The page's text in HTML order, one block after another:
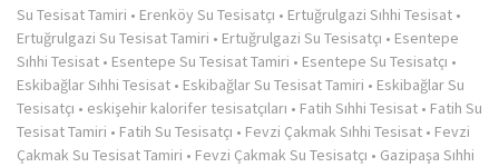
Su Tesisat Tamiri • Erenköy Su Tesisatçı • Ertuğrulgazi Sıhhi Tesisat •
Ertuğrulgazi Su Tesisat Tamiri • Ertuğrulgazi Su Tesisatçı • Esentepe
Sıhhi Tesisat • Esentepe Su Tesisat Tamiri • Esentepe Su Tesisatçı •
Eskibağlar Sıhhi Tesisat • Eskibağlar Su Tesisat Tamiri • Eskibağlar Su
Tesisatçı • eskişehir kalorifer tesisatçıları • Fatih Sıhhi Tesisat • Fatih Su
Tesisat Tamiri • Fatih Su Tesisatçı • Fevzi Çakmak Sıhhi Tesisat • Fevzi
Çakmak Su Tesisat Tamiri • Fevzi Çakmak Su Tesisatçı • Gazipaşa Sıhhi